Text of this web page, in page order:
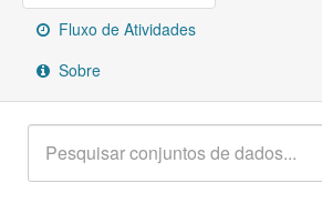
SobreFluxo de Atividades
Sobre